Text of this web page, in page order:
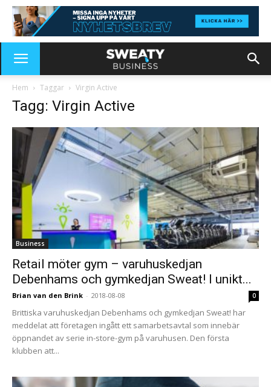
Hem Taggar Virgin Active
Tagg: Virgin Active
Business
Retail möter gym – varuhuskedjan
Debenhams och gymkedjan Sweat! I unikt...
Brian van den Brink - 2018-08-08 0
Brittiska varuhuskedjan Debenhams och gymkedjan Sweat! har
meddelat att företagen ingått ett samarbetsavtal som innebär
öppnandet av serie in-store-gym på varuhusen. Den första
klubben att...